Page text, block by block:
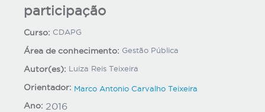
participação
Curso: CDAPG
Área de conhecimento: Gestão Pública
Autor(es): Luiza Reis Teixeira
Orientador: Marco Antonio Carvalho Teixeira
Ano: 2016